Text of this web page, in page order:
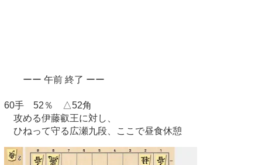
ーー 午前 終了 ーー
60手 52％ △52角
攻める伊藤叡王に対し、
ひねって守る広瀬九段、ここで昼食休憩